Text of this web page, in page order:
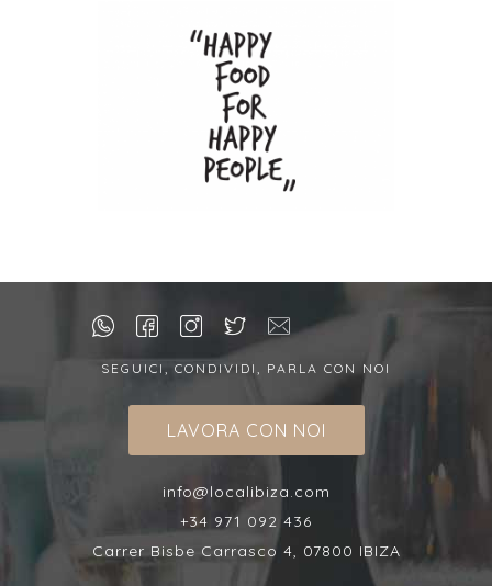
SEGUICI, CONDIVIDI, PARLA CON NOI
LAVORA CON NOI
info@localibiza.com
+34 971 092 436
Carrer Bisbe Carrasco 4, 07800 IBIZA